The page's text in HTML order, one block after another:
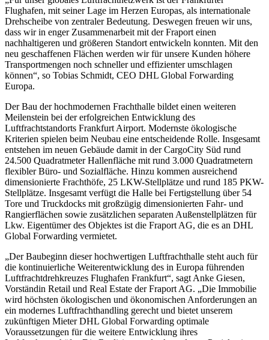
Flughafen, mit seiner Lage im Herzen Europas, als internationale
Drehscheibe von zentraler Bedeutung. Deswegen freuen wir uns,
dass wir in enger Zusammenarbeit mit der Fraport einen
nachhaltigeren und größeren Standort entwickeln konnten. Mit den
neu geschaffenen Flächen werden wir für unsere Kunden höhere
Transportmengen noch schneller und effizienter umschlagen
können“, so Tobias Schmidt, CEO DHL Global Forwarding
Europa.
Der Bau der hochmodernen Frachthalle bildet einen weiteren
Meilenstein bei der erfolgreichen Entwicklung des
Luftfrachtstandorts Frankfurt Airport. Modernste ökologische
Kriterien spielen beim Neubau eine entscheidende Rolle. Insgesamt
entstehen im neuen Gebäude damit in der CargoCity Süd rund
24.500 Quadratmeter Hallenfläche mit rund 3.000 Quadratmetern
flexibler Büro- und Sozialfläche. Hinzu kommen ausreichend
dimensionierte Frachthöfe, 25 LKW-Stellplätze und rund 185 PKW-
Stellplätze. Insgesamt verfügt die Halle bei Fertigstellung über 54
Tore und Truckdocks mit großzügig dimensionierten Fahr- und
Rangierflächen sowie zusätzlichen separaten Außenstellplätzen für
Lkw. Eigentümer des Objektes ist die Fraport AG, die es an DHL
Global Forwarding vermietet.
„Der Baubeginn dieser hochwertigen Luftfrachthalle steht auch für
die kontinuierliche Weiterentwicklung des in Europa führenden
Luftfrachtdrehkreuzes Flughafen Frankfurt“, sagt Anke Giesen,
Vorständin Retail und Real Estate der Fraport AG. „Die Immobilie
wird höchsten ökologischen und ökonomischen Anforderungen an
ein modernes Luftfrachthandling gerecht und bietet unserem
zukünftigen Mieter DHL Global Forwarding optimale
Voraussetzungen für die weitere Entwicklung ihres